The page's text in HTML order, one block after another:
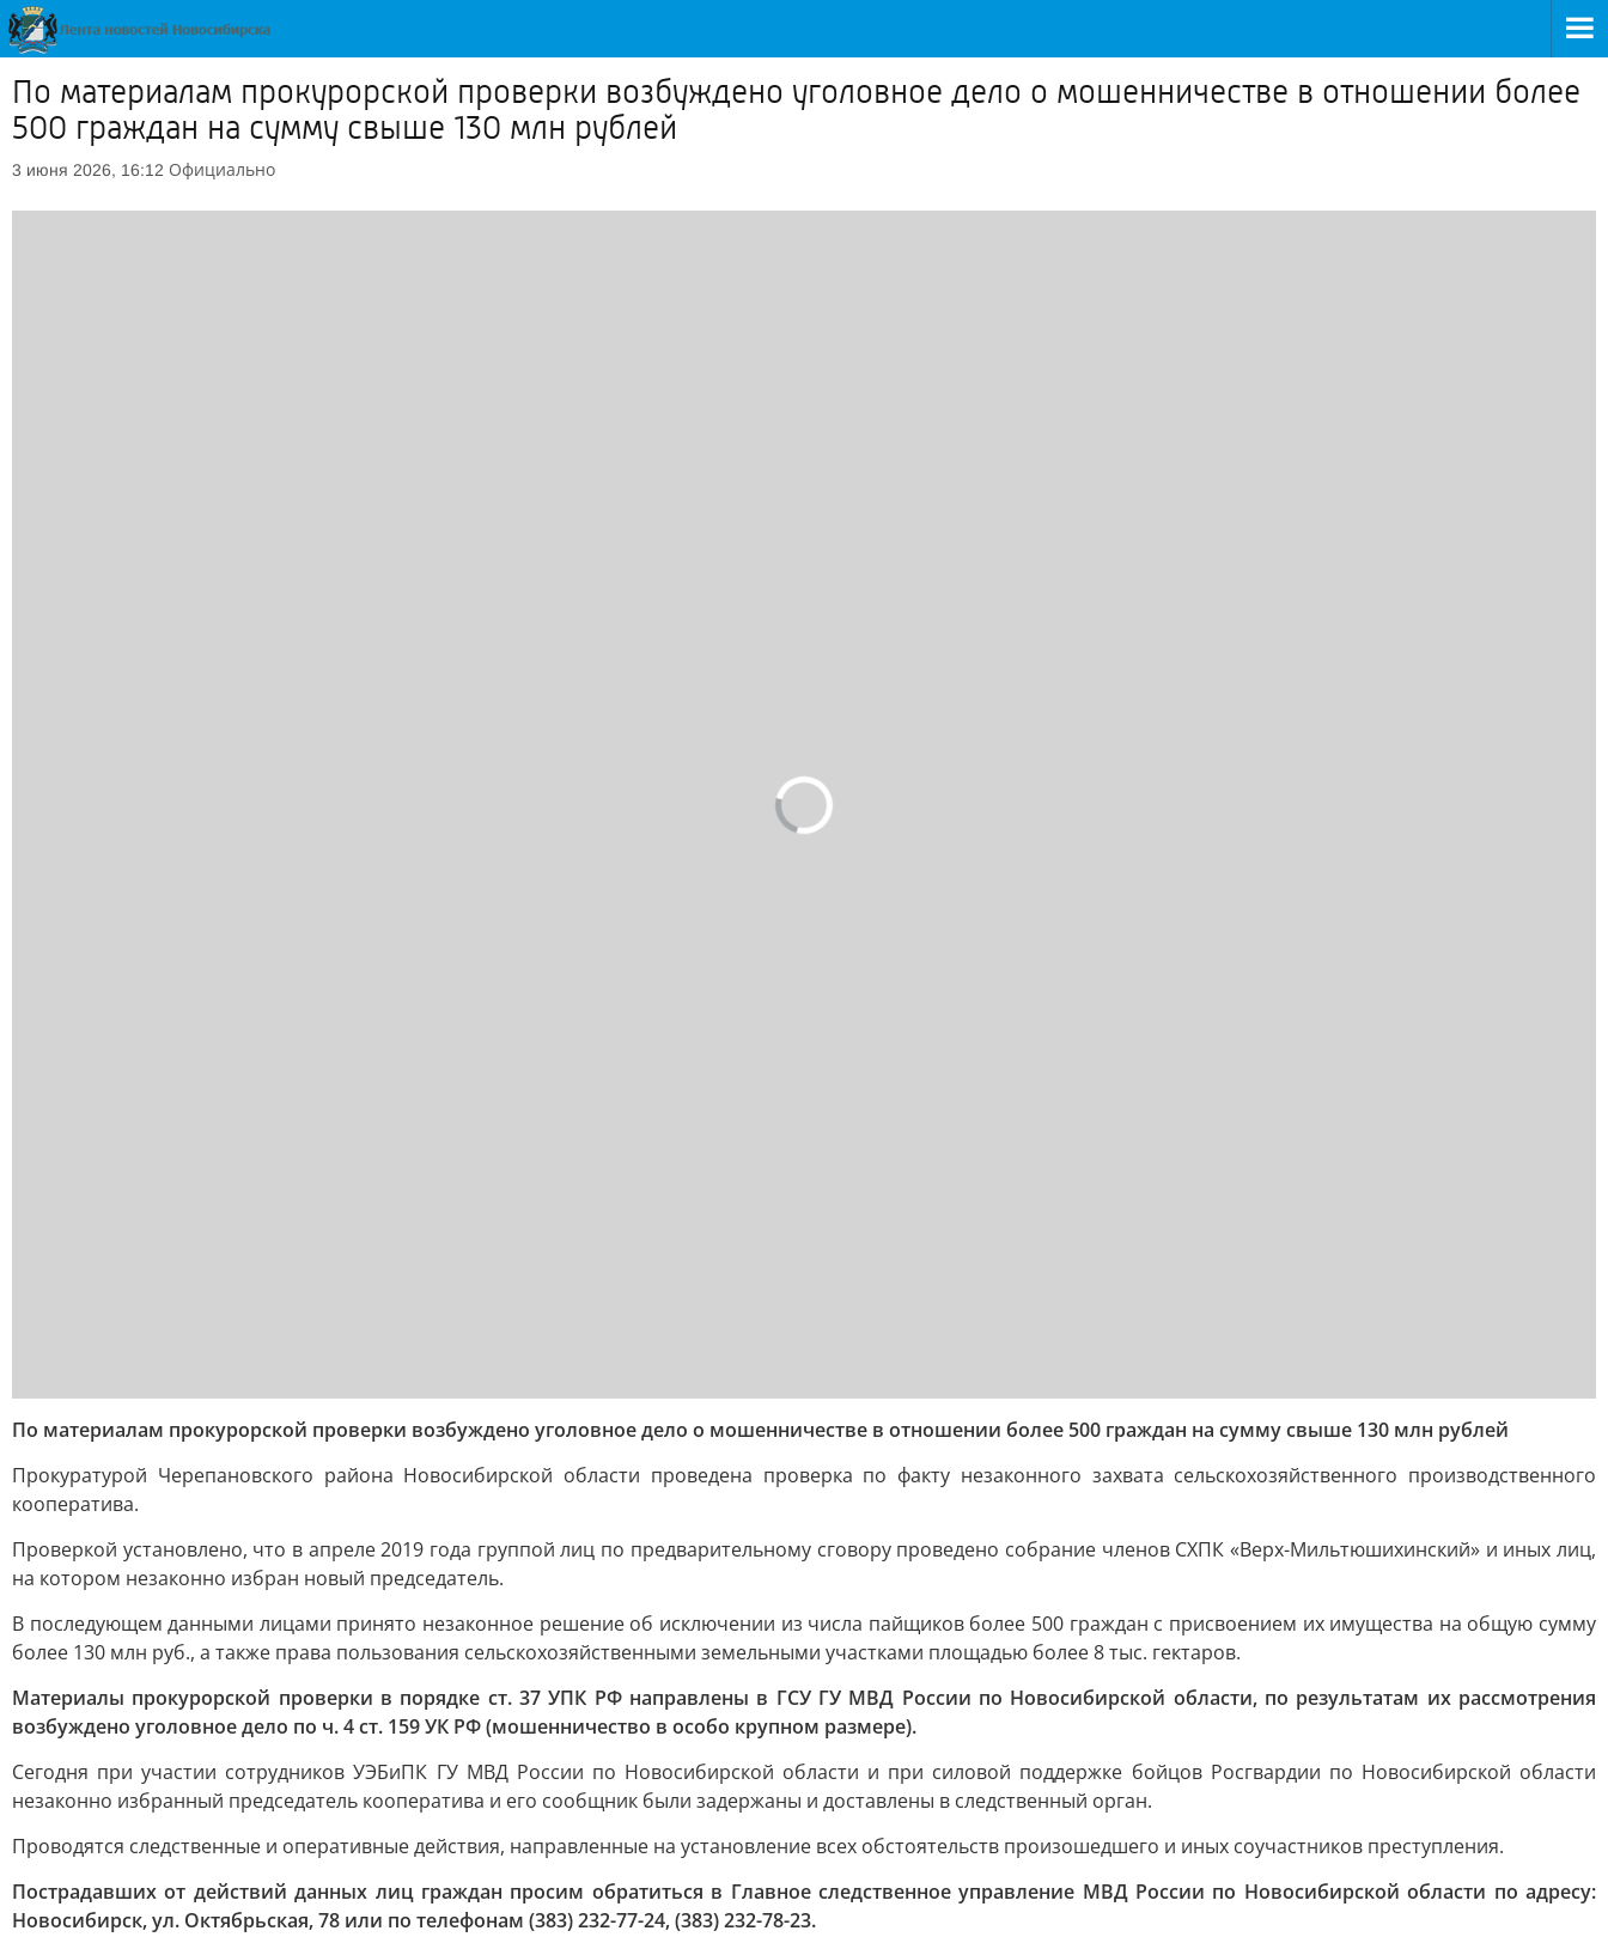
По материалам прокурорской проверки возбуждено уголовное дело о мошенничестве в отношении более
500 граждан на сумму свыше 130 млн рублей
3 июня 2026, 16:12 Официально
По материалам прокурорской проверки возбуждено уголовное дело о мошенничестве в отношении более 500 граждан на сумму свыше 130 млн рублей
Прокуратурой Черепановского района Новосибирской области проведена проверка по факту незаконного захвата сельскохозяйственного производственного
кооператива.
Проверкой установлено, что в апреле 2019 года группой лиц по предварительному сговору проведено собрание членов СХПК «Верх-Мильтюшихинский» и иных лиц,
на котором незаконно избран новый председатель.
В последующем данными лицами принято незаконное решение об исключении из числа пайщиков более 500 граждан с присвоением их имущества на общую сумму
более 130 млн руб., а также права пользования сельскохозяйственными земельными участками площадью более 8 тыс. гектаров.
Материалы прокурорской проверки в порядке ст. 37 УПК РФ направлены в ГСУ ГУ МВД России по Новосибирской области, по результатам их рассмотрения
возбуждено уголовное дело по ч. 4 ст. 159 УК РФ (мошенничество в особо крупном размере).
Сегодня при участии сотрудников УЭБиПК ГУ МВД России по Новосибирской области и при силовой поддержке бойцов Росгвардии по Новосибирской области
незаконно избранный председатель кооператива и его сообщник были задержаны и доставлены в следственный орган.
Проводятся следственные и оперативные действия, направленные на установление всех обстоятельств произошедшего и иных соучастников преступления.
Пострадавших от действий данных лиц граждан просим обратиться в Главное следственное управление МВД России по Новосибирской области по адресу:
Новосибирск, ул. Октябрьская, 78 или по телефонам (383) 232-77-24, (383) 232-78-23.